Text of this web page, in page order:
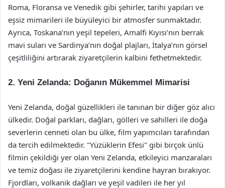
Roma, Floransa ve Venedik gibi şehirler, tarihi yapıları ve
eşsiz mimarileri ile büyüleyici bir atmosfer sunmaktadır.
Ayrıca, Toskana’nın yeşil tepeleri, Amalfi Kıyısı’nın berrak
mavi suları ve Sardinya’nın doğal plajları, İtalya’nın görsel
çeşitliliğini artırarak ziyaretçilerin kalbini fethetmektedir.
2. Yeni Zelanda: Doğanın Mükemmel Mimarisi
Yeni Zelanda, doğal güzellikleri ile tanınan bir diğer göz alıcı
ülkedir. Doğal parkları, dağları, gölleri ve sahilleri ile doğa
severlerin cenneti olan bu ülke, film yapımcıları tarafından
da tercih edilmektedir. "Yüzüklerin Efesi" gibi birçok ünlü
filmin çekildiği yer olan Yeni Zelanda, etkileyici manzaraları
ve temiz doğası ile ziyaretçilerini kendine hayran bırakıyor.
Fjordları, volkanik dağları ve yeşil vadileri ile her yıl